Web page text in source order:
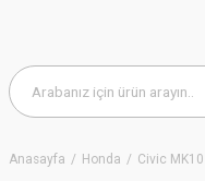
Anasayfa Honda Civic